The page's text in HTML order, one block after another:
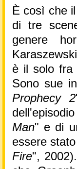
È così che
di tre
genere
è il solo fra
Sono sue
Prophecy 2
Man" e di
essere
Fire",